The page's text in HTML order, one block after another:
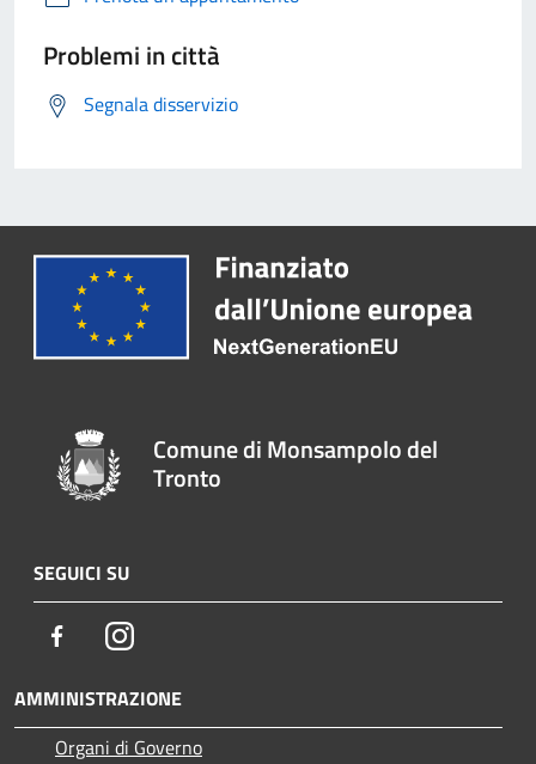
Problemi in città
Segnala disservizio
Comune di Monsampolo del
Tronto
SEGUICI SU
FacebookInstagram
AMMINISTRAZIONE
Organi di Governo